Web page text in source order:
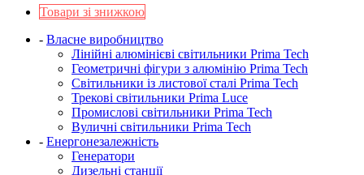
Товари зі знижкою
- Власне виробництво
Лінійні алюмінієві світильники Prima Tech
Геометричні фігури з алюмінію Prima Tech
Світильники із листової сталі Prima Tech
Трекові світильники Prima Luce
Промислові світильники Prima Tech
Вуличні світильники Prima Tech
- Енергонезалежність
Генератори
Дизельні станції